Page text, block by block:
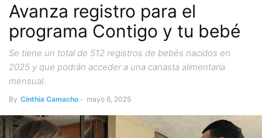
Avanza registro para el
programa Contigo y tu bebé
Se tiene un total de 512 registros de bebés nacidos en
2025 y que podrán acceder a una canasta alimentaria
mensual.
By Cinthia Camacho - mayo 6, 2025